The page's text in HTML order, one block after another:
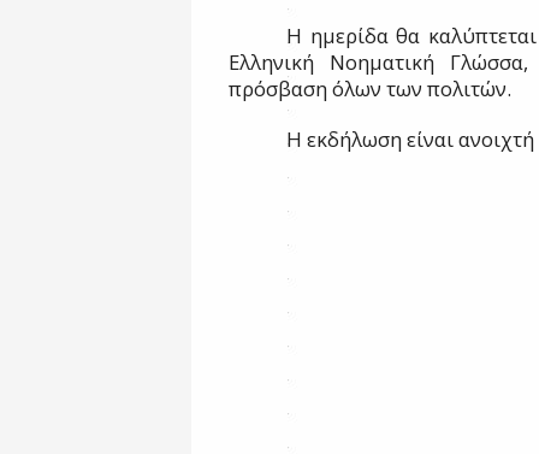
Η ημερίδα θα
Ελληνική Νοηματική Γλώσσα,
πρόσβαση όλων των πολιτών.
Η εκδήλωση είναι ανοιχτή